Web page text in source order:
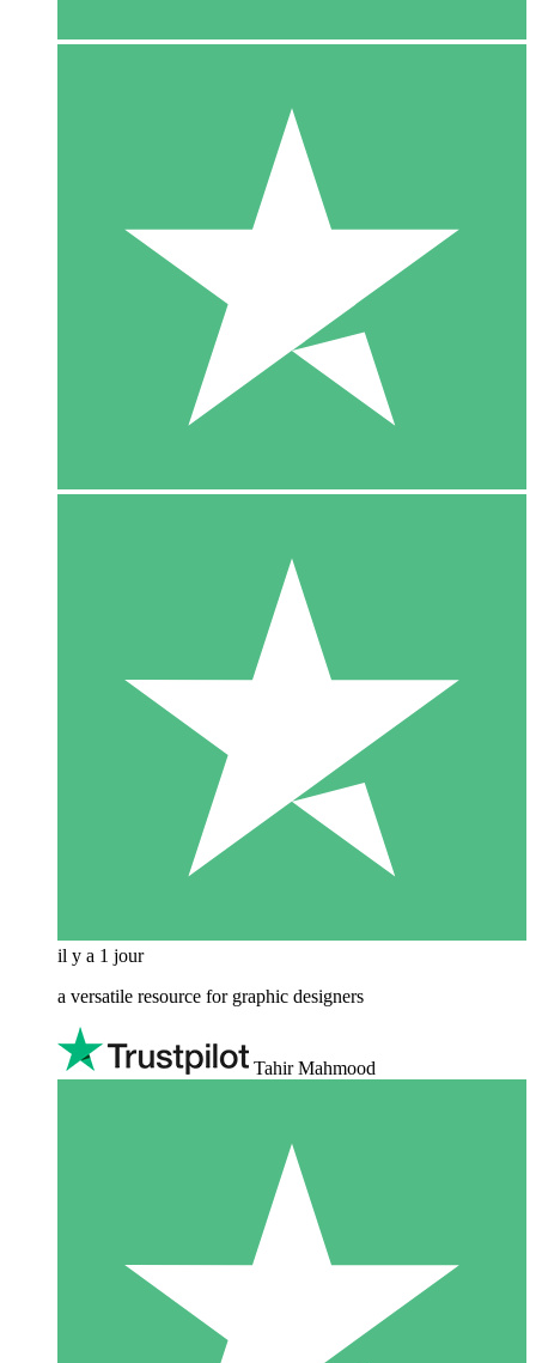
il y a 1 jour
a versatile resource for graphic designers
Tahir Mahmood